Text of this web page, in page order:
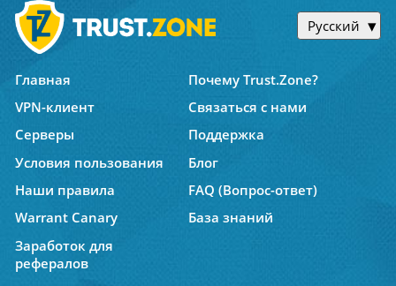
Русский
Главная
Почему Trust.Zone?
VPN-клиент
Связаться с нами
Серверы
Поддержка
Условия пользования
Блог
Наши правила
FAQ (Вопрос-ответ)
Warrant Canary
База знаний
Заработок для
рефералов